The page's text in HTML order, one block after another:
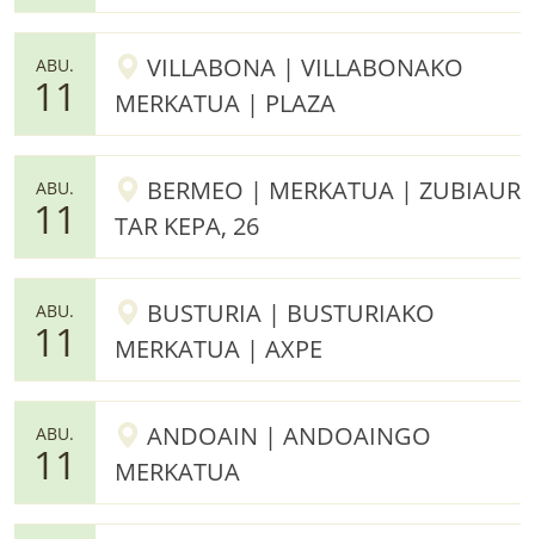
ABU.
11
VILLABONA | VILLABONAKO
MERKATUA | PLAZA
ABU.
11
BERMEO | MERKATUA | ZUBIAUR
TAR KEPA, 26
ABU.
11
BUSTURIA | BUSTURIAKO
MERKATUA | AXPE
ABU.
11
ANDOAIN | ANDOAINGO
MERKATUA